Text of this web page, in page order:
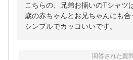
こちらの、兄弟お揃いのTシャツ
歳の赤ちゃんとお兄ちゃんにも合
シンプルでカッコいいです。
回答された質